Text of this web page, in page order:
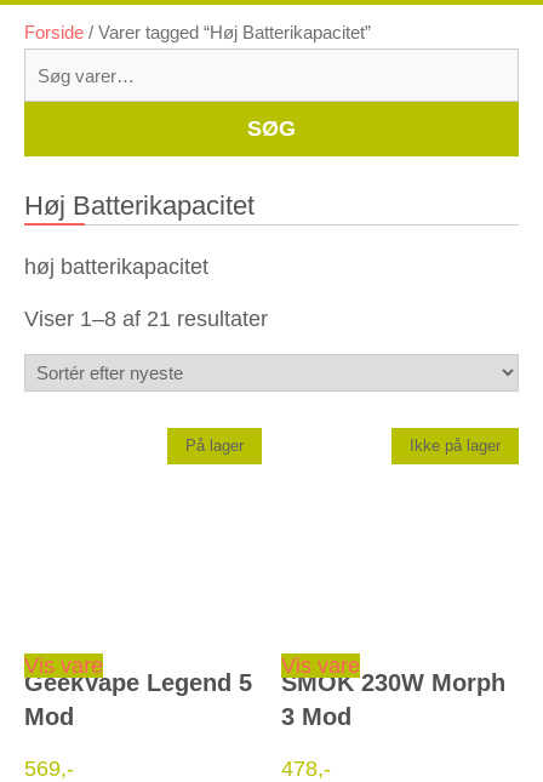
Forside / Varer tagged “Høj Batterikapacitet”
SØG
Høj Batterikapacitet
høj batterikapacitet
Viser 1–8 af 21 resultaterSorteret
efter
seneste
På lager
Vis vare
GeekVape Legend 5
Mod
569,-
Ikke på lager
Vis vare
SMOK 230W Morph
3 Mod
478,-